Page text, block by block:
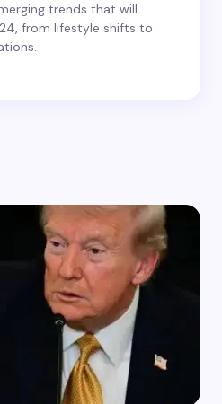
trends that will
from lifestyle shifts to